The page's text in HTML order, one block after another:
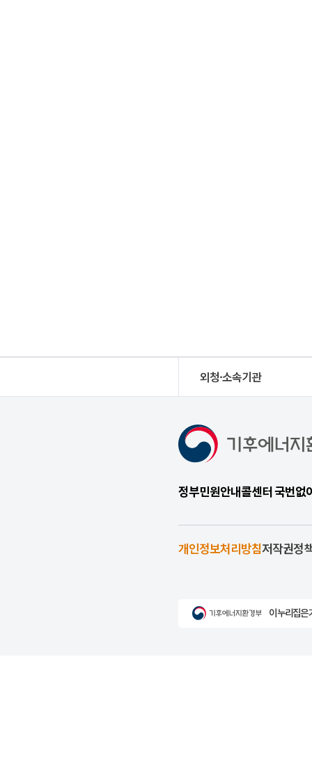
외청·소속기관
정부민원안내콜센터 국번
개인정보처리방침저작권정
이 누리집은